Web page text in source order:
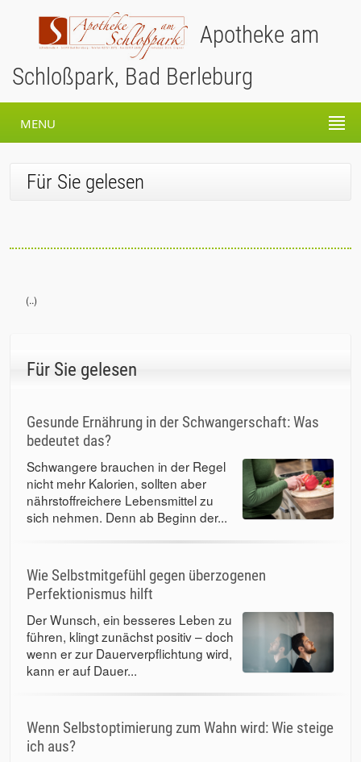
Apotheke am
Schloßpark, Bad Berleburg
MENU
Für Sie gelesen
(..)
Für Sie gelesen
Gesunde Ernährung in der Schwangerschaft: Was
bedeutet das?
Schwangere brauchen in der Regel
nicht mehr Kalorien, sollten aber
nährstoffreichere Lebensmittel zu
sich nehmen. Denn ab Beginn der...
Wie Selbstmitgefühl gegen überzogenen
Perfektionismus hilft
Der Wunsch, ein besseres Leben zu
führen, klingt zunächst positiv – doch
wenn er zur Dauerverpflichtung wird,
kann er auf Dauer...
Wenn Selbstoptimierung zum Wahn wird: Wie steige
ich aus?